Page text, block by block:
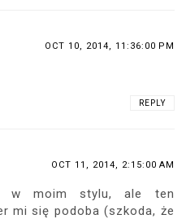
OCT 10, 2014, 11:36:00 PM
REPLY
OCT 11, 2014, 2:15:00 AM
w moim stylu, ale ten
mi się podoba (szkoda, że